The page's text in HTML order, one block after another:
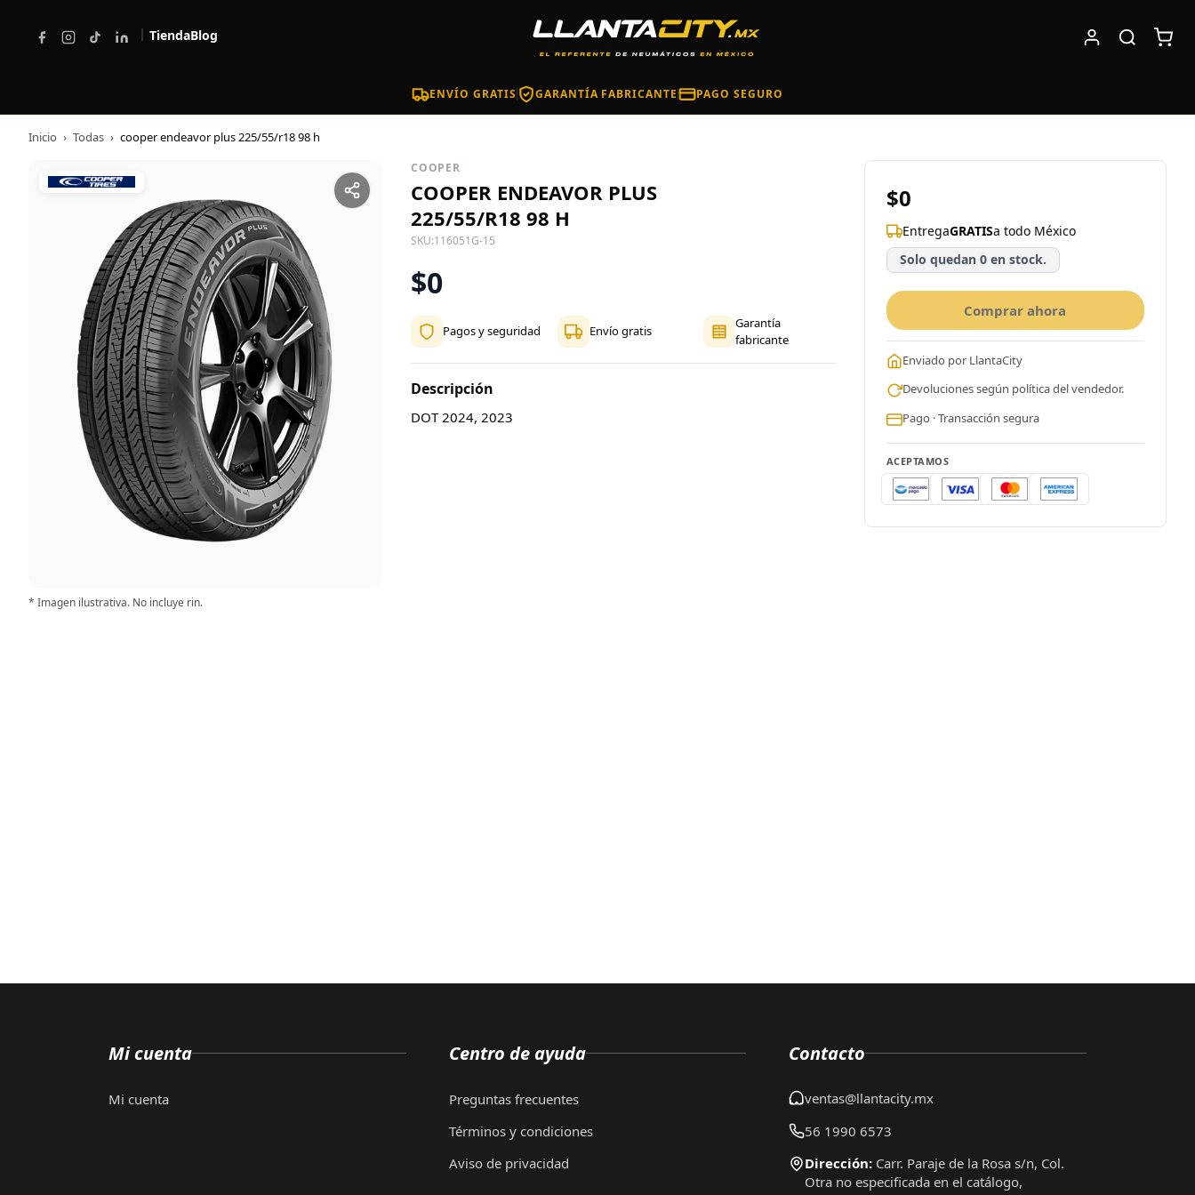
| TiendaBlog
ENVÍO GRATIS GARANTÍA FABRICANTE PAGO SEGURO
Inicio › Todas › cooper endeavor plus 225/55/r18 98 h
* Imagen ilustrativa. No incluye rin.
COOPER
COOPER ENDEAVOR PLUS
225/55/R18 98 H
SKU:116051G-15
$0
Pagos y seguridad Envío gratis
Garantía
fabricante
Descripción
DOT 2024, 2023
$0
EntregaGRATISa todo México
Solo quedan 0 en stock.
Comprar ahora
Enviado por LlantaCity
Devoluciones según política del vendedor.
Pago · Transacción segura
ACEPTAMOS
Mi cuenta
Mi cuenta
Centro de ayuda
Preguntas frecuentes
Términos y condiciones
Aviso de privacidad
Contacto
ventas@llantacity.mx
56 1990 6573
Dirección: Carr. Paraje de la Rosa s/n, Col.
Otra no especificada en el catálogo,